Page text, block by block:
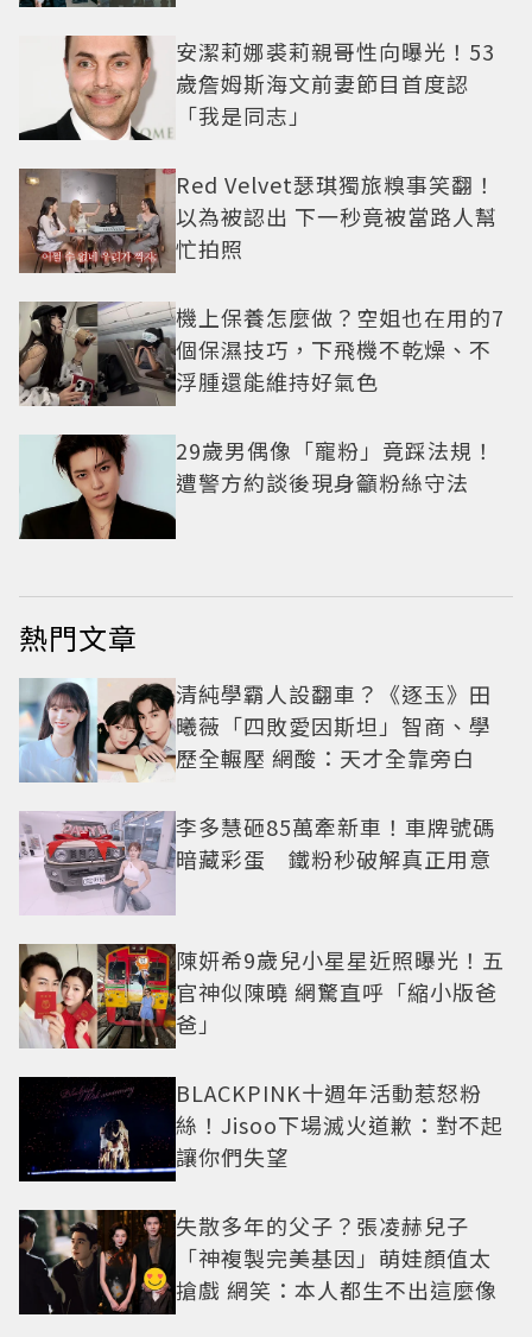
安潔莉娜裘莉親哥性向曝光！53
歲詹姆斯海文前妻節目首度認
「我是同志」
Red Velvet瑟琪獨旅糗事笑翻！
以為被認出 下一秒竟被當路人幫
忙拍照
機上保養怎麼做？空姐也在用的7
個保濕技巧，下飛機不乾燥、不
浮腫還能維持好氣色
29歲男偶像「寵粉」竟踩法規！
遭警方約談後現身籲粉絲守法
熱門文章
清純學霸人設翻車？《逐玉》田
曦薇「四敗愛因斯坦」智商、學
歷全輾壓 網酸：天才全靠旁白
李多慧砸85萬牽新車！車牌號碼
暗藏彩蛋 鐵粉秒破解真正用意
陳妍希9歲兒小星星近照曝光！五
官神似陳曉 網驚直呼「縮小版爸
爸」
BLACKPINK十週年活動惹怒粉
絲！Jisoo下場滅火道歉：對不起
讓你們失望
失散多年的父子？張凌赫兒子
「神複製完美基因」萌娃顏值太
搶戲 網笑：本人都生不出這麼像